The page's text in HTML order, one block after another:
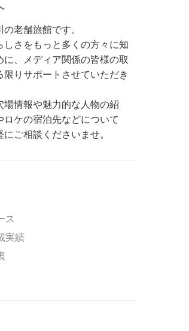
老舗旅館です。
しさをもっと多くの方々に知
に、メディア関係の皆様の取
限りサポートさせていただき
場情報や魅力的な人物の紹
ロケの宿泊先などについて
ご相談くださいませ。
ス
実績